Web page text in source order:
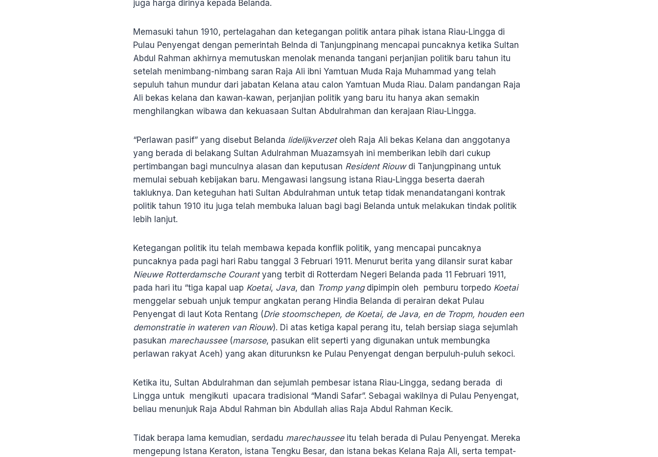
juga harga dirinya kepada Belanda.
Memasuki tahun 1910, pertelagahan dan ketegangan politik antara pihak istana Riau-Lingga di
Pulau Penyengat dengan pemerintah Belnda di Tanjungpinang mencapai puncaknya ketika Sultan
Abdul Rahman akhirnya memutuskan menolak menanda tangani perjanjian politik baru tahun itu
setelah menimbang-nimbang saran Raja Ali ibni Yamtuan Muda Raja Muhammad yang telah
sepuluh tahun mundur dari jabatan Kelana atau calon Yamtuan Muda Riau. Dalam pandangan Raja
Ali bekas kelana dan kawan-kawan, perjanjian politik yang baru itu hanya akan semakin
menghilangkan wibawa dan kekuasaan Sultan Abdulrahman dan kerajaan Riau-Lingga.
“Perlawan pasif” yang disebut Belanda lidelijkverzetoleh Raja Ali bekas Kelana dan anggotanya
yang berada di belakang Sultan Adulrahman Muazamsyah ini memberikan lebih dari cukup
pertimbangan bagi munculnya alasan dan keputusan Resident Riouw di Tanjungpinang untuk
memulai sebuah kebijakan baru. Mengawasi langsung istana Riau-Lingga beserta daerah
takluknya. Dan keteguhan hati Sultan Abdulrahman untuk tetap tidak menandatangani kontrak
politik tahun 1910 itu juga telah membuka laluan bagi bagi Belanda untuk melakukan tindak politik
lebih lanjut.
Ketegangan politik itu telah membawa kepada konflik politik, yang mencapai puncaknya
puncaknya pada pagi hari Rabu tanggal 3 Februari 1911. Menurut berita yang dilansir surat kabar
Nieuwe Rotterdamsche Courant yang terbit di Rotterdam Negeri Belanda pada 11 Februari 1911,
pada hari itu “tiga kapal uap Koetai, Java, dan Tromp yang dipimpin oleh pemburu torpedo Koetai
menggelar sebuah unjuk tempur angkatan perang Hindia Belanda di perairan dekat Pulau
Penyengat di laut Kota Rentang (Drie stoomschepen, de Koetai, de Java, en de Tropm, houden een
demonstratie in wateren van Riouw). Di atas ketiga kapal perang itu, telah bersiap siaga sejumlah
pasukan marechaussee(marsose, pasukan elit seperti yang digunakan untuk membungka
perlawan rakyat Aceh) yang akan diturunksn ke Pulau Penyengat dengan berpuluh-puluh sekoci.
Ketika itu, Sultan Abdulrahman dan sejumlah pembesar istana Riau-Lingga, sedang berada di
Lingga untuk mengikuti upacara tradisional “Mandi Safar”. Sebagai wakilnya di Pulau Penyengat,
beliau menunjuk Raja Abdul Rahman bin Abdullah alias Raja Abdul Rahman Kecik.
Tidak berapa lama kemudian, serdadu marechausseeitu telah berada di Pulau Penyengat. Mereka
mengepung Istana Keraton, istana Tengku Besar, dan istana bekas Kelana Raja Ali, serta tempat-